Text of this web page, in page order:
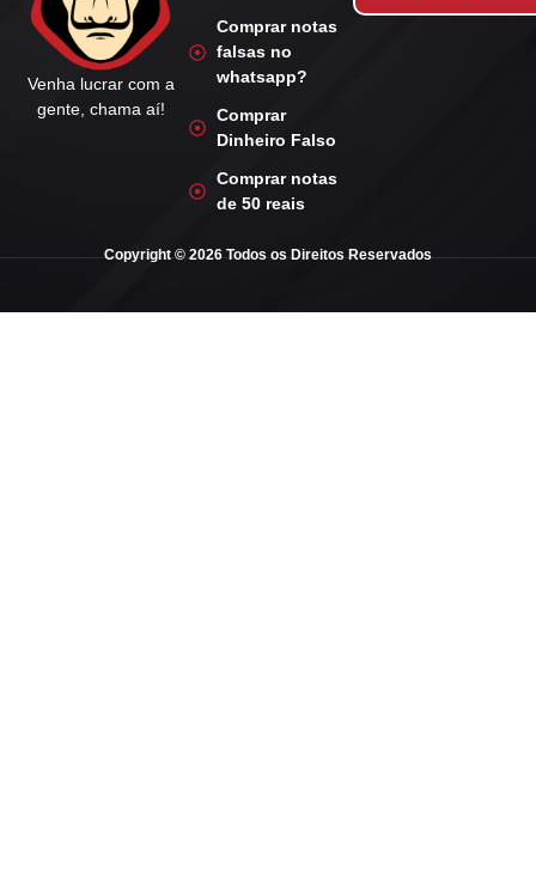
Venha lucrar com a
gente, chama aí!
Comprar notas
falsas no
whatsapp?
Comprar
Dinheiro Falso
Comprar notas
de 50 reais
Copyright © 2026 Todos os Direitos Reservados